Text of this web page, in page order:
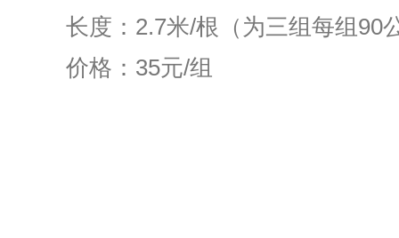
长度：2.7米/根（为三组每组90
价格：35元/组